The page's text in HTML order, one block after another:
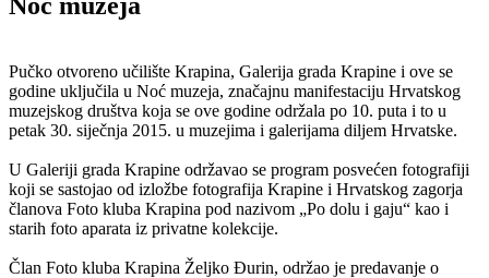
Pučko otvoreno učilište Krapina, Galerija grada Krapine i ove se
godine uključila u Noć muzeja, značajnu manifestaciju Hrvatskog
muzejskog društva koja se ove godine održala po 10. puta i to u
petak 30. siječnja 2015. u muzejima i galerijama diljem Hrvatske.
U Galeriji grada Krapine održavao se program posvećen fotografiji
koji se sastojao od izložbe fotografija Krapine i Hrvatskog zagorja
članova Foto kluba Krapina pod nazivom „Po dolu i gaju“ kao i
starih foto aparata iz privatne kolekcije.
Član Foto kluba Krapina Željko Đurin, održao je predavanje o